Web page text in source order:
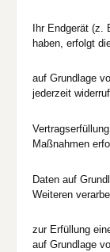
Ihr Endgerät
haben, erfolgt
auf Grundlage
jederzeit
Maßnahmen
Daten auf
Weiteren
zur Erfüllung
auf Grundlage